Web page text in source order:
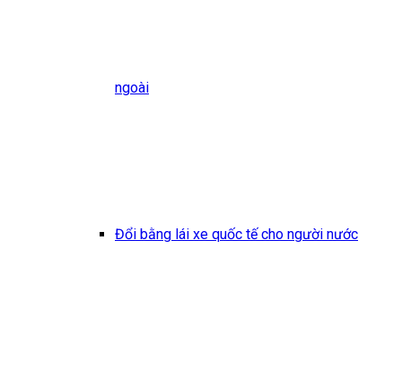
ngoài
Đổi bằng lái xe quốc tế cho người nước